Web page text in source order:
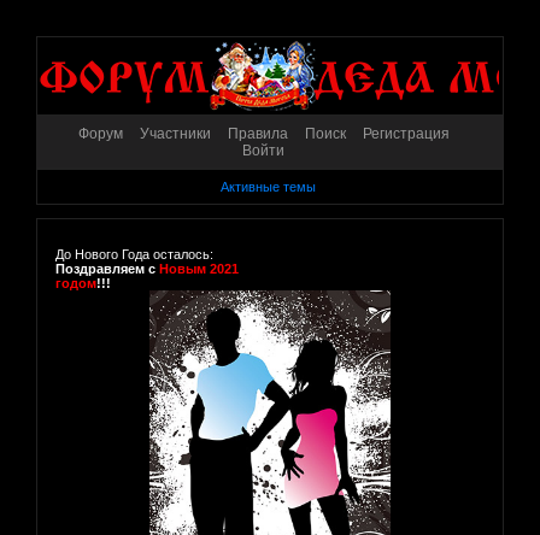
Форум Участники Правила Поиск
Регистрация
Войти
Активные темы
До Нового Года осталось:
Поздравляем с Новым 2021
годом!!!